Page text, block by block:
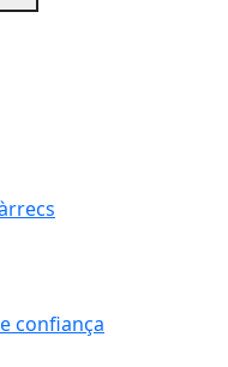
confiança